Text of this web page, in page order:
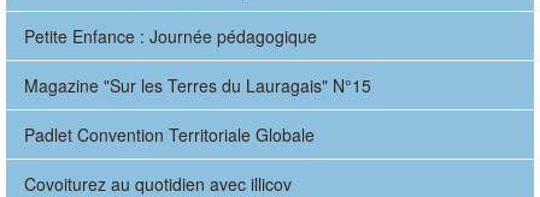
Petite Enfance : Journée pédagogique
Magazine "Sur les Terres du Lauragais" N°15
Padlet Convention Territoriale Globale
Covoiturez au quotidien avec illicov